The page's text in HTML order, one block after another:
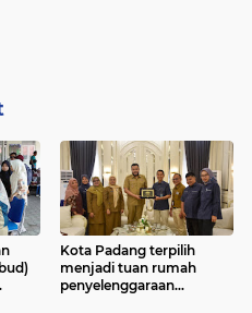
Kota Padang terpilih
menjadi tuan rumah
penyelenggaraan